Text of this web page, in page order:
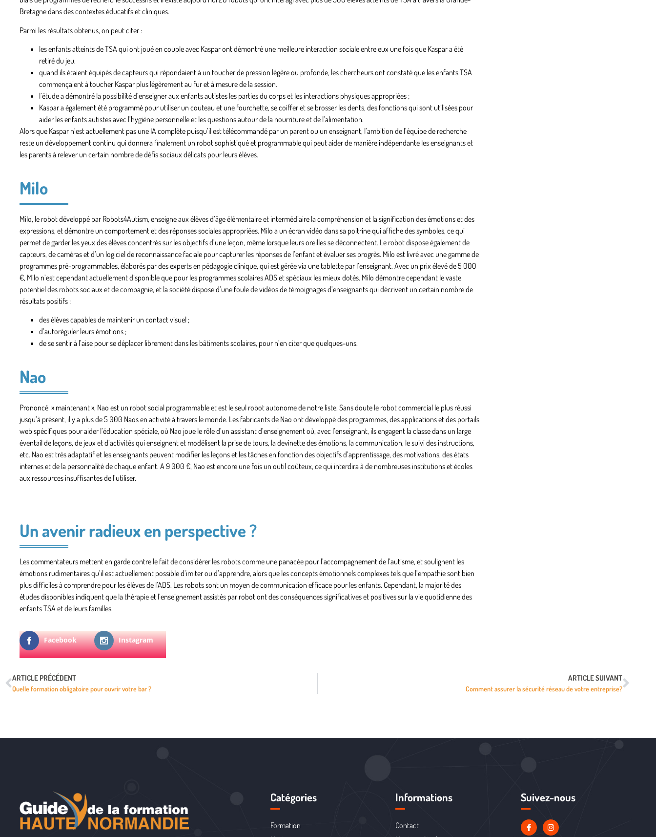
Bretagne dans des contextes éducatifs et cliniques.
Parmi les résultats obtenus, on peut citer :
les enfants atteints de TSA qui ont joué en couple avec Kaspar ont démontré une meilleure interaction sociale entre eux une fois que Kaspar a été
retiré du jeu.
quand ils étaient équipés de capteurs qui répondaient à un toucher de pression légère ou profonde, les chercheurs ont constaté que les enfants TSA
commençaient à toucher Kaspar plus légèrement au fur et à mesure de la session.
l’étude a démontré la possibilité d’enseigner aux enfants autistes les parties du corps et les interactions physiques appropriées ;
Kaspar a également été programmé pour utiliser un couteau et une fourchette, se coiffer et se brosser les dents, des fonctions qui sont utilisées pour
aider les enfants autistes avec l’hygiène personnelle et les questions autour de la nourriture et de l’alimentation.
Alors que Kaspar n’est actuellement pas une IA complète puisqu’il est télécommandé par un parent ou un enseignant, l’ambition de l’équipe de recherche
reste un développement continu qui donnera finalement un robot sophistiqué et programmable qui peut aider de manière indépendante les enseignants et
les parents à relever un certain nombre de défis sociaux délicats pour leurs élèves.
Milo
Milo, le robot développé par Robots4Autism, enseigne aux élèves d’âge élémentaire et intermédiaire la compréhension et la signification des émotions et des
expressions, et démontre un comportement et des réponses sociales appropriées. Milo a un écran vidéo dans sa poitrine qui affiche des symboles, ce qui
permet de garder les yeux des élèves concentrés sur les objectifs d’une leçon, même lorsque leurs oreilles se déconnectent. Le robot dispose également de
capteurs, de caméras et d’un logiciel de reconnaissance faciale pour capturer les réponses de l’enfant et évaluer ses progrès. Milo est livré avec une gamme de
programmes pré-programmables, élaborés par des experts en pédagogie clinique, qui est gérée via une tablette par l’enseignant. Avec un prix élevé de 5 000
€, Milo n’est cependant actuellement disponible que pour les programmes scolaires ADS et spéciaux les mieux dotés. Milo démontre cependant le vaste
potentiel des robots sociaux et de compagnie, et la société dispose d’une foule de vidéos de témoignages d’enseignants qui décrivent un certain nombre de
résultats positifs :
des élèves capables de maintenir un contact visuel ;
d’autoréguler leurs émotions ;
de se sentir à l’aise pour se déplacer librement dans les bâtiments scolaires, pour n’en citer que quelques-uns.
Nao
Prononcé » maintenant », Nao est un robot social programmable et est le seul robot autonome de notre liste. Sans doute le robot commercial le plus réussi
jusqu’à présent, il y a plus de 5 000 Naos en activité à travers le monde. Les fabricants de Nao ont développé des programmes, des applications et des portails
web spécifiques pour aider l’éducation spéciale, où Nao joue le rôle d’un assistant d’enseignement où, avec l’enseignant, ils engagent la classe dans un large
éventail de leçons, de jeux et d’activités qui enseignent et modélisent la prise de tours, la devinette des émotions, la communication, le suivi des instructions,
etc. Nao est très adaptatif et les enseignants peuvent modifier les leçons et les tâches en fonction des objectifs d’apprentissage, des motivations, des états
internes et de la personnalité de chaque enfant. A 9 000 €, Nao est encore une fois un outil coûteux, ce qui interdira à de nombreuses institutions et écoles
aux ressources insuffisantes de l’utiliser.
Un avenir radieux en perspective ?
Les commentateurs mettent en garde contre le fait de considérer les robots comme une panacée pour l’accompagnement de l’autisme, et soulignent les
émotions rudimentaires qu’il est actuellement possible d’imiter ou d’apprendre, alors que les concepts émotionnels complexes tels que l’empathie sont bien
plus difficiles à comprendre pour les élèves de l’ADS. Les robots sont un moyen de communication efficace pour les enfants. Cependant, la majorité des
études disponibles indiquent que la thérapie et l’enseignement assistés par robot ont des conséquences significatives et positives sur la vie quotidienne des
enfants TSA et de leurs familles.
Facebook Instagram
ARTICLE PRÉCÉDENT
Quelle formation obligatoire pour ouvrir votre bar ?
ARTICLE SUIVANT
Comment assurer la sécurité réseau de votre entreprise?
Catégories
Formation
Informations
Contact
Suivez-nous